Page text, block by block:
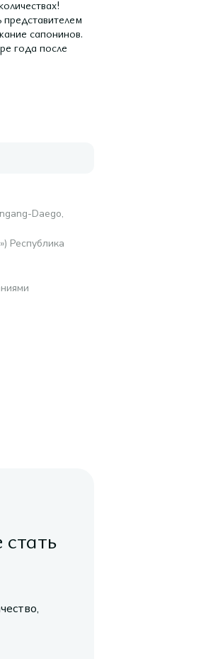
сапонинов.
года после
Daego,
Республика